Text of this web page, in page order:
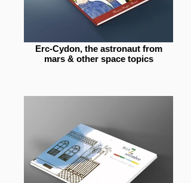
Erc-Cydon, the astronaut from
mars & other space topics